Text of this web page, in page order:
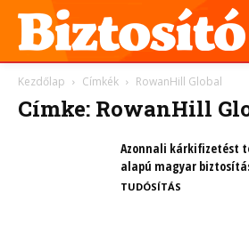
Kezdőlap Címkék RowanHill Global
Címke: RowanHill
Azonnali kárkifizetést
alapú magyar
TUDÓSÍTÁS